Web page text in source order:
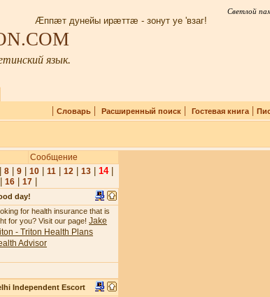
Светлой
Æппæт дунейы ирæттæ - зонут уе 'взаг!
язык.
| Словарь| Расширенный поиск| Гостевая книга|
Сообщение
8| 9| 10| 11| 12| 13| 14|
16| 17|
day!
for health insurance that is
for you? Visit our page! Jake
- Triton Health Plans
Advisor
Independent Escort